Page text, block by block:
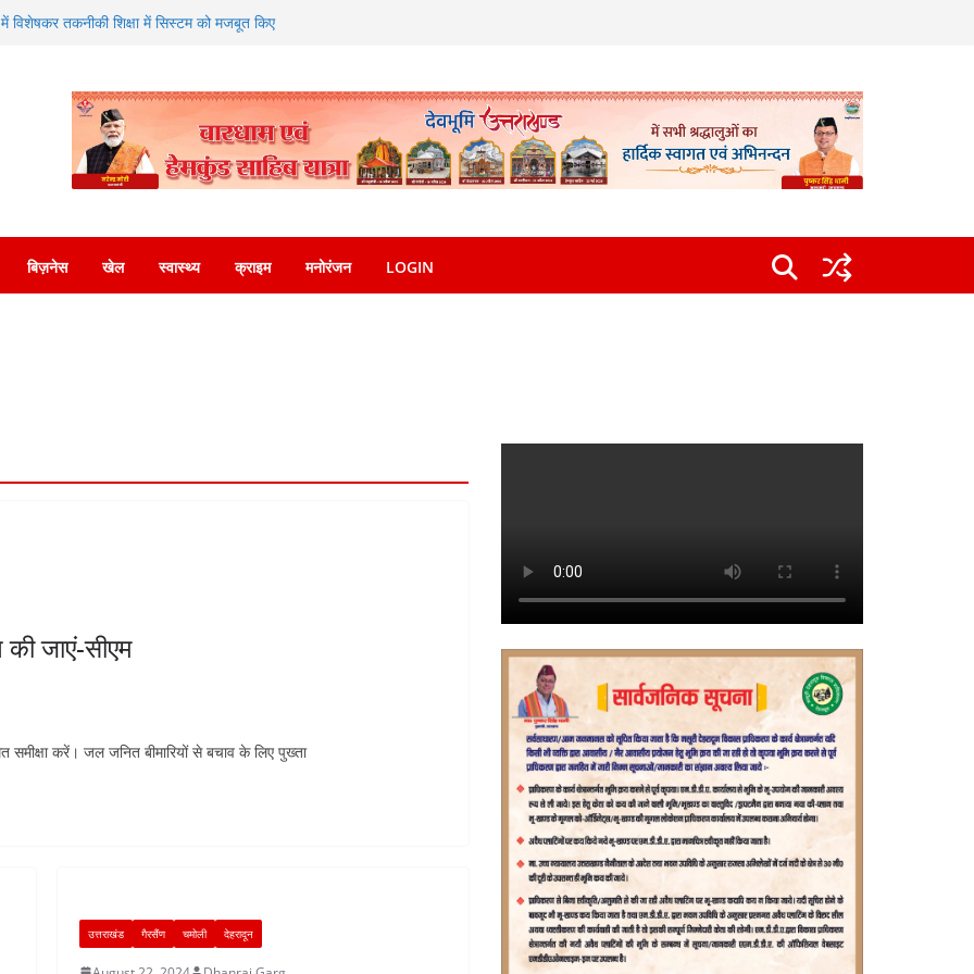
देहरादून को सौंपा नशा मुक्ति अभियान संबंधी
पर वायरल वीडियो का संज्ञान लेकर त्वरित
ने किया गिरफ्तार
व्यक्त करते हुए कृषि मंत्री गणेश जोशी ने
बिज़नेस खेल स्वास्थ्य क्राइम मनोरंजन LOGIN
जाएं-सीएम
समीक्षा करें। जल जनित बीमारियों से बचाव के लिए पुख्ता
उत्तराखंड गैरसैंण चमोली देहरादून